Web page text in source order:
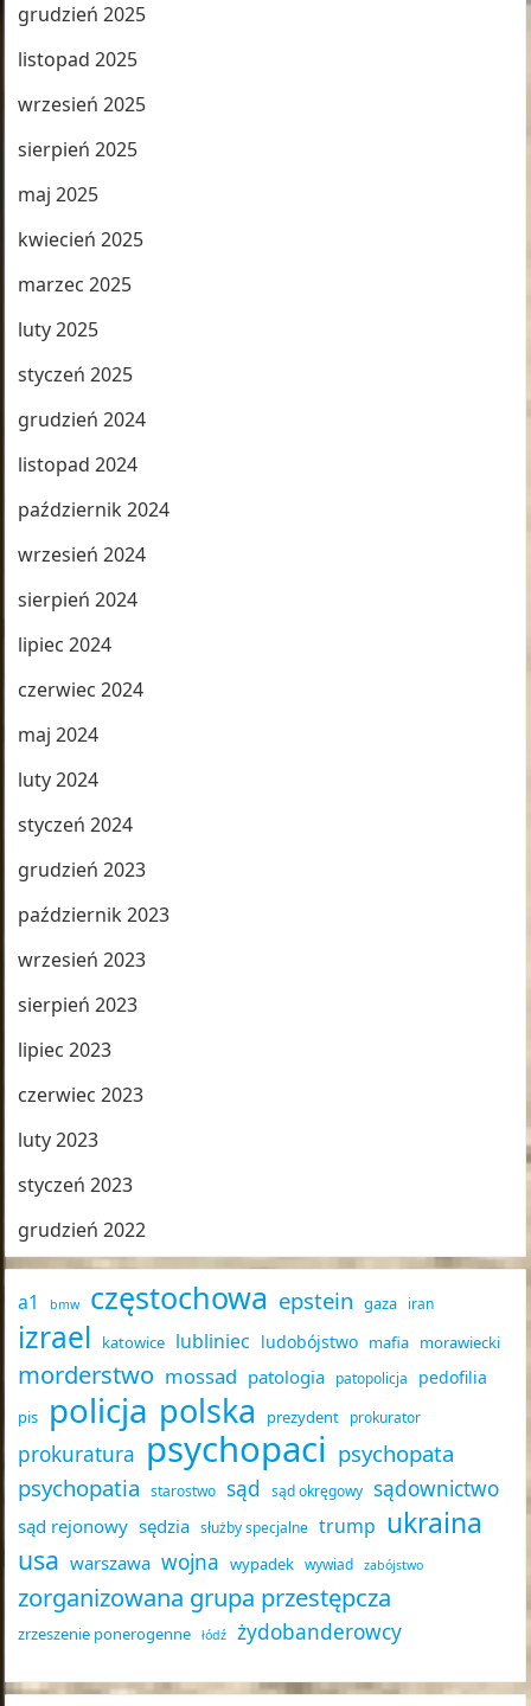
grudzień 2025
listopad 2025
wrzesień 2025
sierpień 2025
maj 2025
kwiecień 2025
marzec 2025
luty 2025
styczeń 2025
grudzień 2024
listopad 2024
październik 2024
wrzesień 2024
sierpień 2024
lipiec 2024
czerwiec 2024
maj 2024
luty 2024
styczeń 2024
grudzień 2023
październik 2023
wrzesień 2023
sierpień 2023
lipiec 2023
czerwiec 2023
luty 2023
styczeń 2023
grudzień 2022
a1 bmw częstochowa epstein gaza iran
izrael katowice lubliniec ludobójstwo mafia morawiecki
morderstwo mossad patologia patopolicja pedofilia
pis policja polska prezydent prokurator
prokuratura psychopaci psychopata
psychopatia
starostwo sąd sąd okręgowy sądownictwo
sąd rejonowy sędzia służby specjalne trump ukraina
usa warszawa wojna wypadek wywiad zabójstwo
zorganizowana grupa przestępcza
zrzeszenie ponerogenne łódź żydobanderowcy